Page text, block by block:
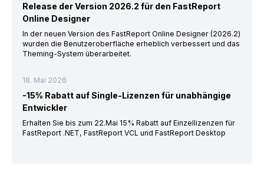
Release der Version 2026.2 für den FastReport
Online Designer
In der neuen Version des FastReport Online Designer (2026.2)
wurden die Benutzeroberfläche erheblich verbessert und das
Theming-System überarbeitet.
18. Mai 2026
-15% Rabatt auf Single-Lizenzen für unabhängige
Entwickler
Erhalten Sie bis zum 22.Mai 15% Rabatt auf Einzellizenzen für
FastReport .NET, FastReport VCL und FastReport Desktop